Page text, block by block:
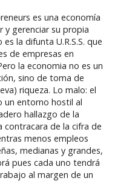
es una economía
y gerenciar su propia
la difunta U.R.S.S. que
de empresas en
la economia no es un
sino de toma de
riqueza. Lo malo: el
un entorno hostil al
hallazgo de la
contracara de la cifra de
menos empleos
medianas y grandes,
pues cada uno tendrá
al margen de un